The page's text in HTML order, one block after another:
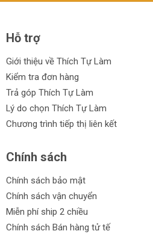
Hỗ trợ
Giới thiệu về Thích Tự Làm
Kiểm tra đơn hàng
Trả góp Thích Tự Làm
Lý do chọn Thích Tự Làm
Chương trình tiếp thị liên kết
Chính sách
Chính sách bảo mật
Chính sách vận chuyển
Miễn phí ship 2 chiều
Chính sách Bán hàng tử tế